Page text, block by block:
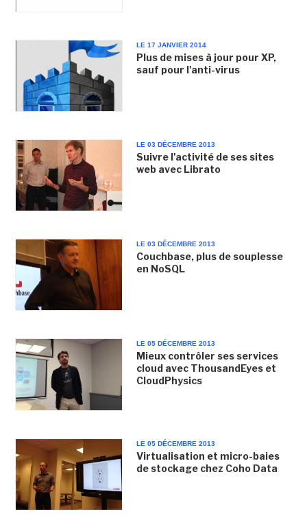
LE 17 JANVIER 2014
Plus de mises à jour pour XP,
sauf pour l'anti-virus
LE 03 DÉCEMBRE 2013
Suivre l'activité de ses sites
web avec Librato
LE 03 DÉCEMBRE 2013
Couchbase, plus de souplesse
en NoSQL
LE 05 DÉCEMBRE 2013
Mieux contrôler ses services
cloud avec ThousandEyes et
CloudPhysics
LE 05 DÉCEMBRE 2013
Virtualisation et micro-baies
de stockage chez Coho Data